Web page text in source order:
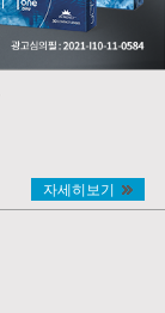
자세히보기